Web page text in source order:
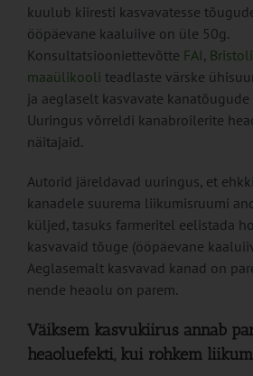
kuulub kiiresti kasvavatesse
ööpäevane kaaluiive on üle 50g.
Konsultatsiooniettevõtte FAI,
maaülikooli teadlaste värske
ja aeglaselt kasvavate
Uuringus võrreldi kanabroilerite
näitajaid.
Autorid järeldavad uuringus, et
kanadele suurema liikumisruumi
küljed, tasuks farmeritel eelistada
kasvavaid tõuge (ööpäevane
Aeglasemalt kasvavad kanad on
nende heaolu on parem.
Väiksem kasvukiirus annab
heaoluefekti, kui rohkem